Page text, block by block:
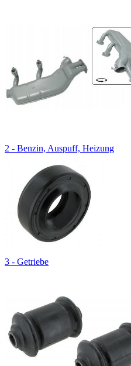
2 - Benzin, Auspuff, Heizung
3 - Getriebe